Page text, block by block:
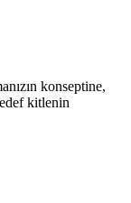
konseptine,
kitlenin